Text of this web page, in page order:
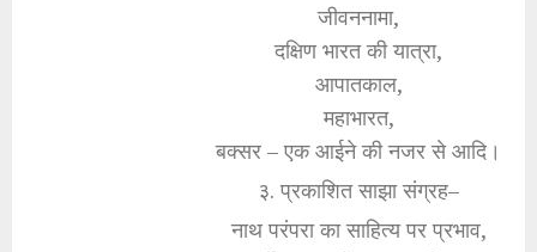
जीवननामा,
दक्षिण भारत की यात्रा,
आपातकाल,
महाभारत,
बक्सर – एक आईने की नजर से आदि।
३. प्रकाशित साझा संग्रह–
नाथ परंपरा का साहित्य पर प्रभाव,